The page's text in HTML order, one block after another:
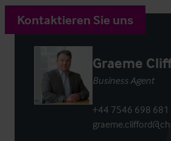
Kontaktieren Sie uns
Graeme
Business Agent
+44 7546 698 681